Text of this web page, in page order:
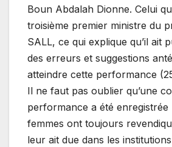
Boun Abdalah Dionne. Celui
troisième premier ministre du
SALL, ce qui explique qu’il ait
des erreurs et suggestions
atteindre cette performance
Il ne faut pas oublier qu’une
performance a été enregistrée
femmes ont toujours
leur ait due dans les